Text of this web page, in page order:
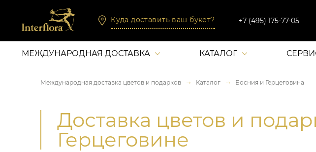
Куда доставить ваш букет? +7 (495) 175-77-05
МЕЖДУНАРОДНАЯ ДОСТАВКА КАТАЛОГ
Международная доставка цветов и подарков Каталог Босния и Герцеговина
Доставка цветов и
Герцеговине